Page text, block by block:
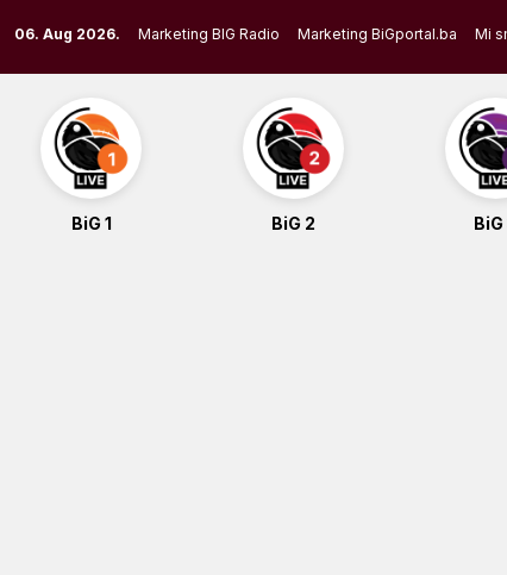
to
content
06. Aug 2026. Marketing BIG Radio Marketing BiGportal.ba Mi
BiG 1 BiG 2 BiG